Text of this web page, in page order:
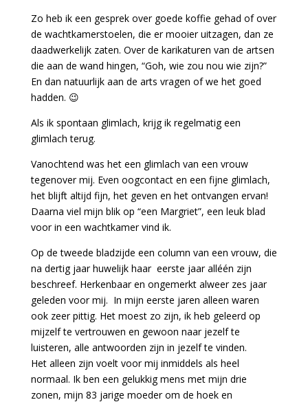
Zo heb ik een gesprek over goede koffie gehad of over
de wachtkamerstoelen, die er mooier uitzagen, dan ze
daadwerkelijk zaten. Over de karikaturen van de artsen
die aan de wand hingen, “Goh, wie zou nou wie zijn?”
En dan natuurlijk aan de arts vragen of we het goed
hadden. 😉
Als ik spontaan glimlach, krijg ik regelmatig een
glimlach terug.
Vanochtend was het een glimlach van een vrouw
tegenover mij. Even oogcontact en een fijne glimlach,
het blijft altijd fijn, het geven en het ontvangen ervan!
Daarna viel mijn blik op “een Margriet”, een leuk blad
voor in een wachtkamer vind ik.
Op de tweede bladzijde een column van een vrouw, die
na dertig jaar huwelijk haar eerste jaar alléén zijn
beschreef. Herkenbaar en ongemerkt alweer zes jaar
geleden voor mij. In mijn eerste jaren alleen waren
ook zeer pittig. Het moest zo zijn, ik heb geleerd op
mijzelf te vertrouwen en gewoon naar jezelf te
luisteren, alle antwoorden zijn in jezelf te vinden.
Het alleen zijn voelt voor mij inmiddels als heel
normaal. Ik ben een gelukkig mens met mijn drie
zonen, mijn 83 jarige moeder om de hoek en